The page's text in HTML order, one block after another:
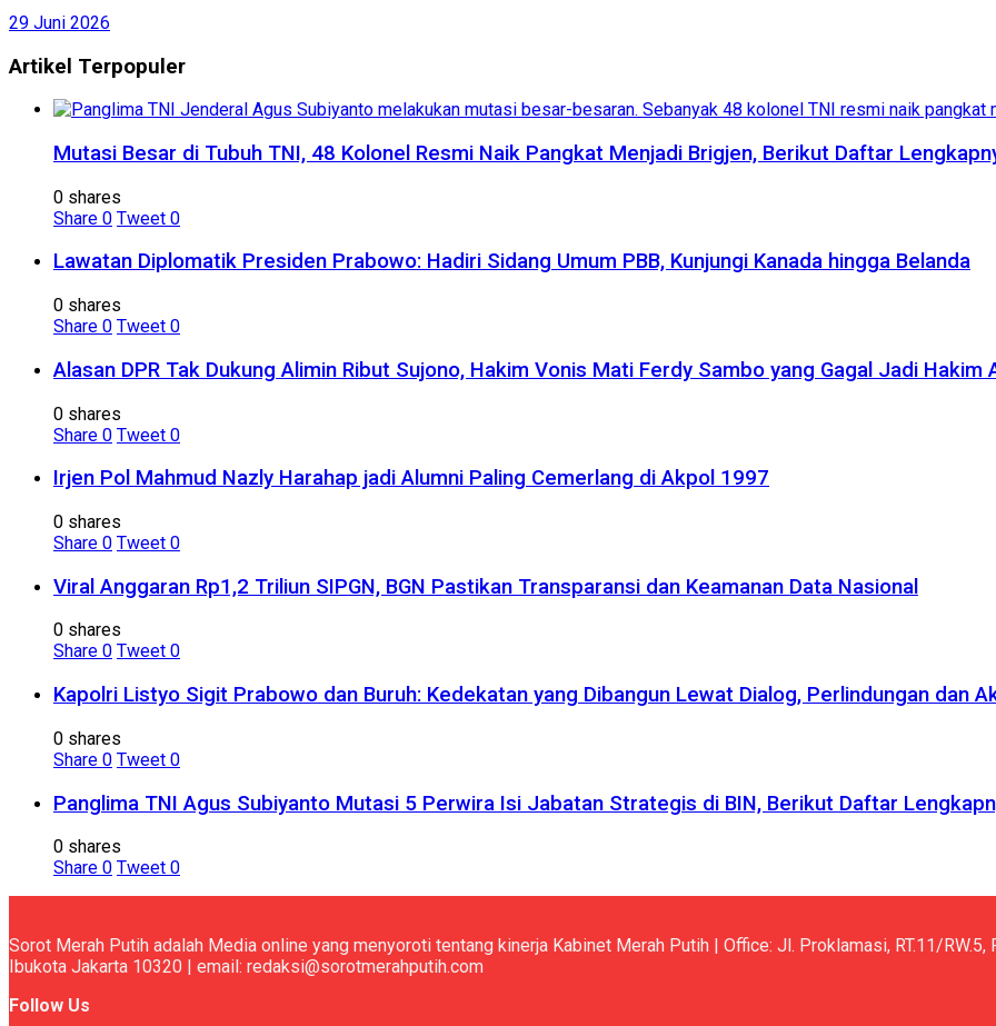
29 Juni 2026
Artikel Terpopuler
Mutasi Besar di Tubuh TNI, 48 Kolonel Resmi Naik Pangkat Menjadi Brigjen, Berikut Daftar
0 shares
Share 0 Tweet 0
Lawatan Diplomatik Presiden Prabowo: Hadiri Sidang Umum PBB, Kunjungi Kanada hingga Belanda
0 shares
Share 0 Tweet 0
Alasan DPR Tak Dukung Alimin Ribut Sujono, Hakim Vonis Mati Ferdy Sambo yang Gagal Jadi Hakim
0 shares
Share 0 Tweet 0
Irjen Pol Mahmud Nazly Harahap jadi Alumni Paling Cemerlang di Akpol 1997
0 shares
Share 0 Tweet 0
Viral Anggaran Rp1,2 Triliun SIPGN, BGN Pastikan Transparansi dan Keamanan Data Nasional
0 shares
Share 0 Tweet 0
Kapolri Listyo Sigit Prabowo dan Buruh: Kedekatan yang Dibangun Lewat Dialog, Perlindungan dan
0 shares
Share 0 Tweet 0
Panglima TNI Agus Subiyanto Mutasi 5 Perwira Isi Jabatan Strategis di BIN, Berikut Daftar
0 shares
Share 0 Tweet 0
Sorot Merah Putih adalah Media online yang menyoroti tentang kinerja Kabinet Merah Putih | Office: Jl. Proklamasi, RT.11/
Ibukota Jakarta 10320 | email: redaksi@sorotmerahputih.com
Follow Us